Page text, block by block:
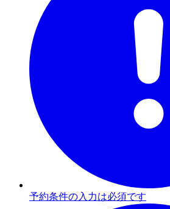
予約条件の入力は必須です